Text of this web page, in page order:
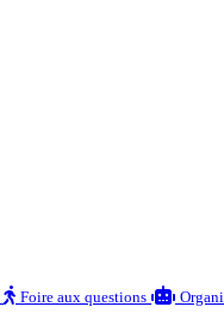
Foire aux questions